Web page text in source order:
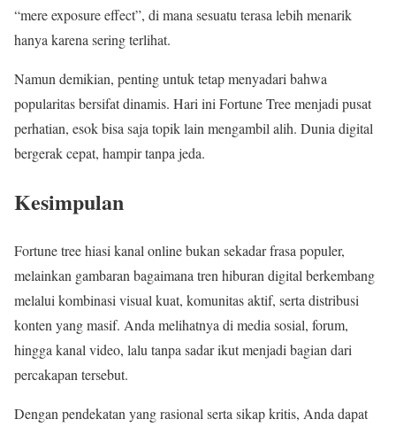
“mere exposure effect”, di mana sesuatu terasa lebih menarik
hanya karena sering terlihat.
Namun demikian, penting untuk tetap menyadari bahwa
popularitas bersifat dinamis. Hari ini Fortune Tree menjadi pusat
perhatian, esok bisa saja topik lain mengambil alih. Dunia digital
bergerak cepat, hampir tanpa jeda.
Kesimpulan
Fortune tree hiasi kanal online bukan sekadar frasa populer,
melainkan gambaran bagaimana tren hiburan digital berkembang
melalui kombinasi visual kuat, komunitas aktif, serta distribusi
konten yang masif. Anda melihatnya di media sosial, forum,
hingga kanal video, lalu tanpa sadar ikut menjadi bagian dari
percakapan tersebut.
Dengan pendekatan yang rasional serta sikap kritis, Anda dapat